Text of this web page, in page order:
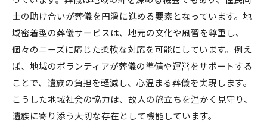
士の助け合いが葬儀を円滑に進める要素となっています。地
域密着型の葬儀サービスは、地元の文化や風習を尊重し、
個々のニーズに応じた柔軟な対応を可能にしています。例え
ば、地域のボランティアが葬儀の準備や運営をサポートする
ことで、遺族の負担を軽減し、心温まる葬儀を実現します。
こうした地域社会の協力は、故人の旅立ちを温かく見守り、
遺族に寄り添う大切な存在として機能しています。